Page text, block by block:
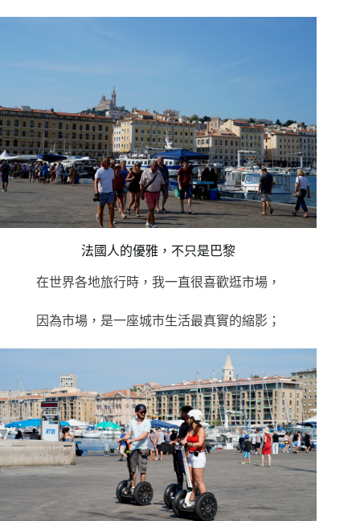
法國人的優雅，不只是巴黎
在世界各地旅行時，我一直很喜歡逛市場，
因為市場，是一座城市生活最真實的縮影；